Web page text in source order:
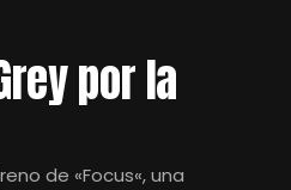
por la
de «Focus«, una